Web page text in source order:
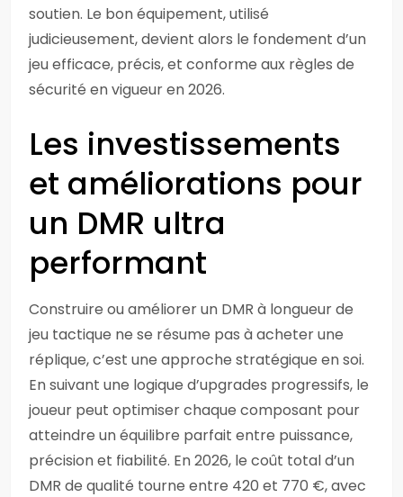
soutien. Le bon équipement, utilisé
judicieusement, devient alors le fondement d’un
jeu efficace, précis, et conforme aux règles de
sécurité en vigueur en 2026.
Les investissements
et améliorations pour
un DMR ultra
performant
Construire ou améliorer un DMR à longueur de
jeu tactique ne se résume pas à acheter une
réplique, c’est une approche stratégique en soi.
En suivant une logique d’upgrades progressifs, le
joueur peut optimiser chaque composant pour
atteindre un équilibre parfait entre puissance,
précision et fiabilité. En 2026, le coût total d’un
DMR de qualité tourne entre 420 et 770 €, avec